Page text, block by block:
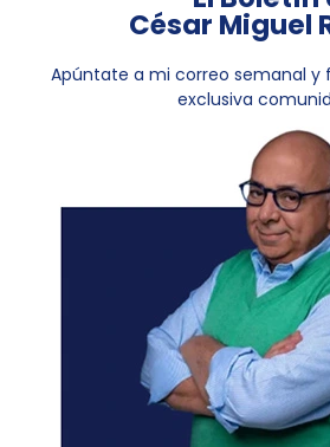
César Miguel
Apúntate a mi correo semanal y
exclusiva